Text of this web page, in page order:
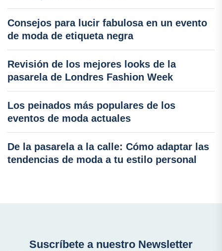
Consejos para lucir fabulosa en un evento
de moda de etiqueta negra
Revisión de los mejores looks de la
pasarela de Londres Fashion Week
Los peinados más populares de los
eventos de moda actuales
De la pasarela a la calle: Cómo adaptar las
tendencias de moda a tu estilo personal
Suscríbete a nuestro Newsletter